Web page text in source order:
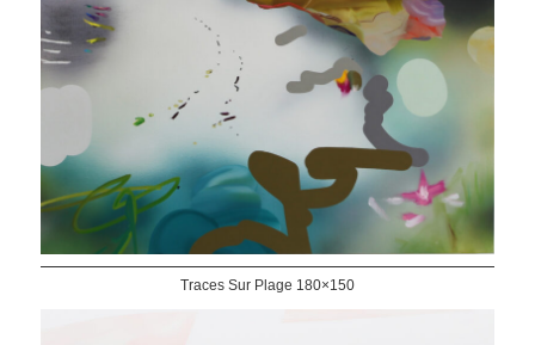
Traces Sur Plage 180×150